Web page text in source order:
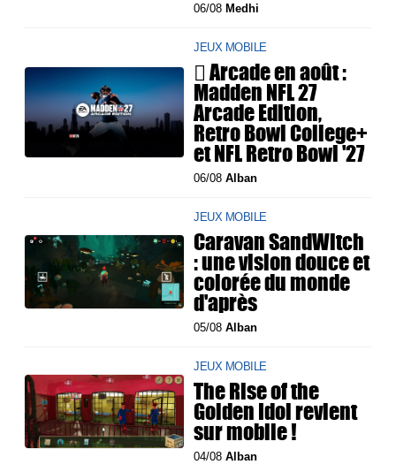
06/08Medhi
JEUX MOBILE
 Arcade en août :
Madden NFL 27
Arcade Edition,
Retro Bowl College+
et NFL Retro Bowl '27
06/08Alban
JEUX MOBILE
Caravan SandWitch
: une vision douce et
colorée du monde
d'après
05/08Alban
JEUX MOBILE
The Rise of the
Golden Idol revient
sur mobile !
04/08Alban